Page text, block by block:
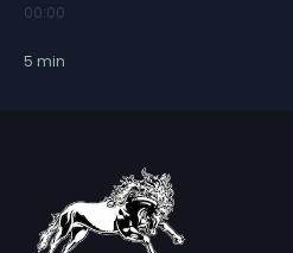
00:00
5 min